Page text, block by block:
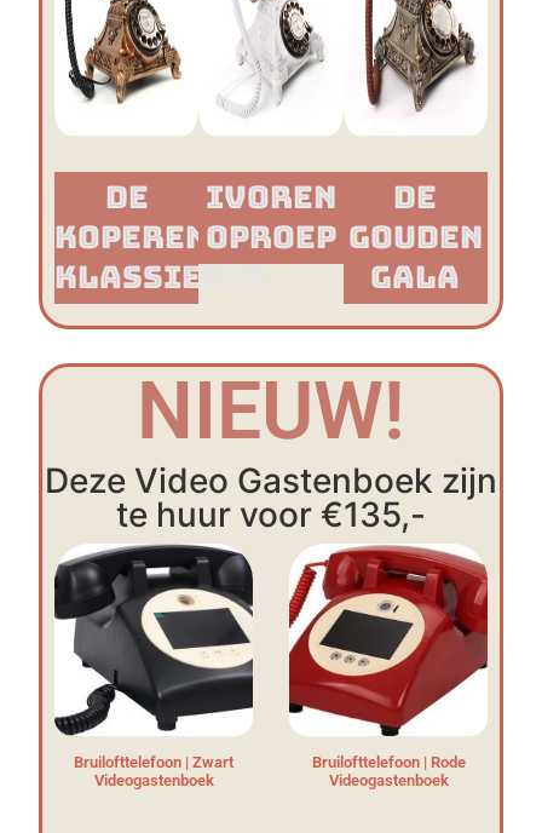
De
Koperen
Klassieker​
Ivoren
Oproep
De
Gouden
Gala
NIEUW!
Deze Video Gastenboek zijn
te huur voor €135,-
Bruilofttelefoon | Zwart
Videogastenboek
Bruilofttelefoon | Rode
Videogastenboek